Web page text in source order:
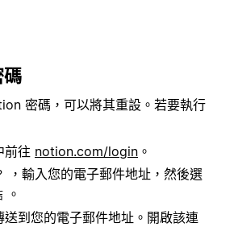
密碼，可以將其重設。若要執行
前往 notion.com/login 。
，輸入您的電子郵件地址，然後選
。
送到您的電子郵件地址。開啟該連